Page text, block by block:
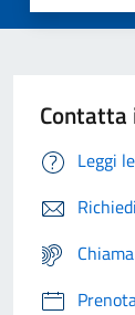
Contatta
Leggi